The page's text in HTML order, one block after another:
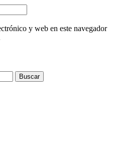
y web en este navegador